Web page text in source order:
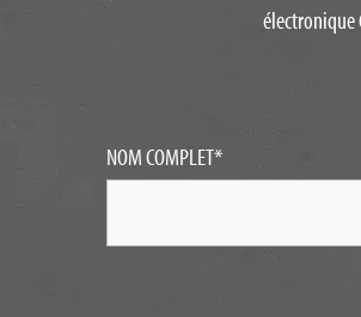
électronique
NOM COMPLET*